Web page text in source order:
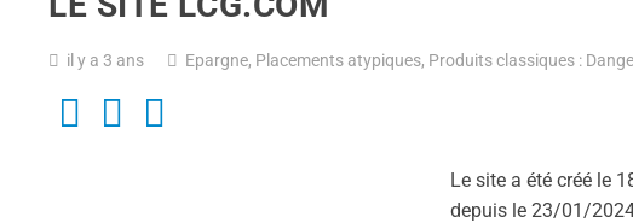
il y a 3 ans Epargne, Placements atypiques, Produits classiques :
Le site a été créé le
depuis le 23/01/